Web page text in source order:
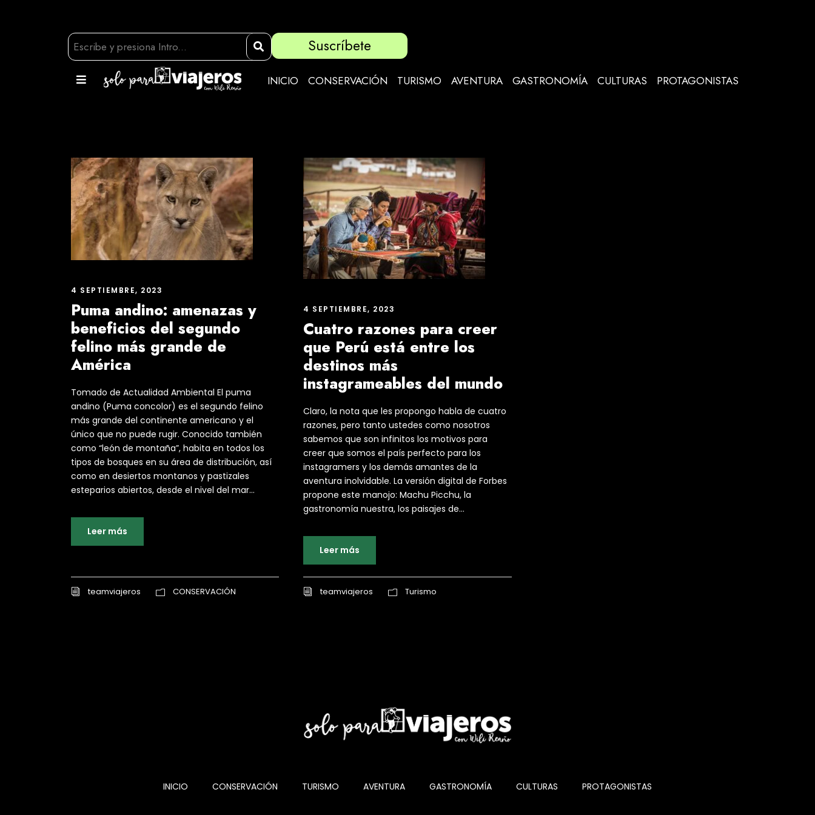
Suscríbete
INICIO CONSERVACIÓN TURISMO AVENTURA GASTRONOMÍA CULTURAS PROTAGONISTAS
4 SEPTIEMBRE, 2023
Puma andino: amenazas y
beneficios del segundo
felino más grande de
América
Tomado de Actualidad Ambiental El puma
andino (Puma concolor) es el segundo felino
más grande del continente americano y el
único que no puede rugir. Conocido también
como “león de montaña”, habita en todos los
tipos de bosques en su área de distribución, así
como en desiertos montanos y pastizales
esteparios abiertos, desde el nivel del mar...
Leer más
teamviajeros CONSERVACIÓN
4 SEPTIEMBRE, 2023
Cuatro razones para creer
que Perú está entre los
destinos más
instagrameables del mundo
Claro, la nota que les propongo habla de cuatro
razones, pero tanto ustedes como nosotros
sabemos que son infinitos los motivos para
creer que somos el país perfecto para los
instagramers y los demás amantes de la
aventura inolvidable. La versión digital de Forbes
propone este manojo: Machu Picchu, la
gastronomía nuestra, los paisajes de...
Leer más
teamviajeros Turismo
INICIO CONSERVACIÓN TURISMO AVENTURA GASTRONOMÍA CULTURAS PROTAGONISTAS